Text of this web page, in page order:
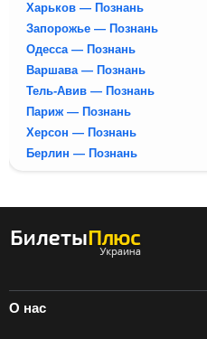
Харьков — Познань
Запорожье — Познань
Одесса — Познань
Варшава — Познань
Тель-Авив — Познань
Париж — Познань
Херсон — Познань
Берлин — Познань
О нас